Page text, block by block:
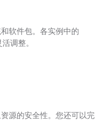
软件包。各实例中的
调整。
源的安全性。您还可以完